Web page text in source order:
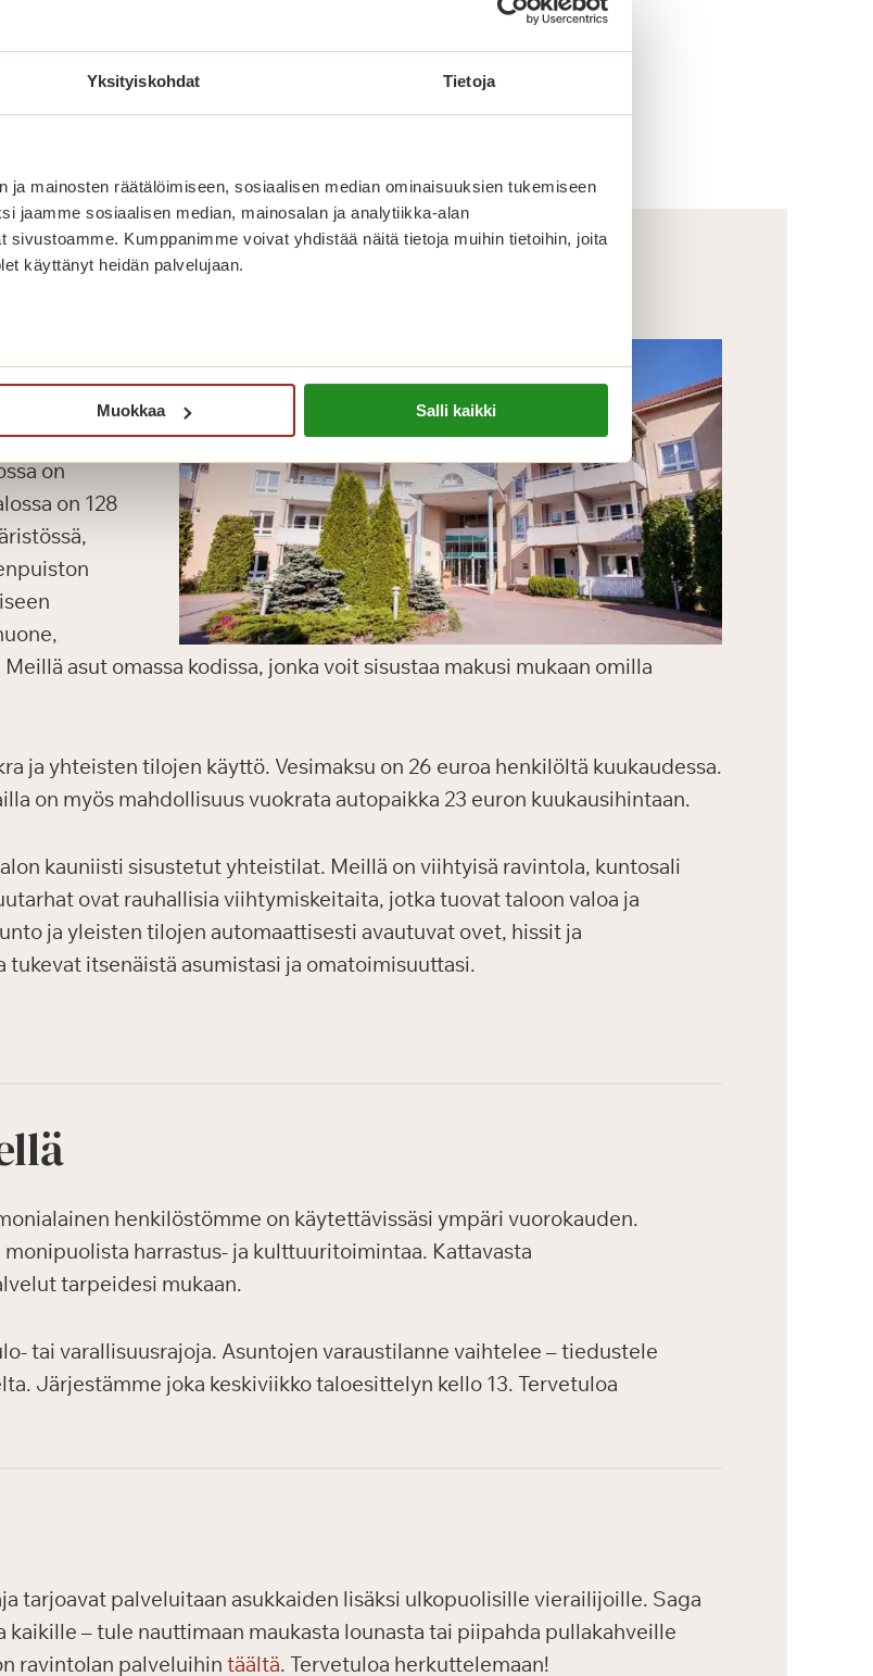
Yksityiskohdat Tietoja
ja mainosten räätälöimiseen, sosiaalisen median ominaisuuksien tukemiseen
jaamme sosiaalisen median, mainosalan ja analytiikka-alan
sivustoamme. Kumppanimme voivat yhdistää näitä tietoja muihin tietoihin, joita
käyttänyt heidän palvelujaan.
Muokkaa Salli kaikki
on
on 128
asut omassa kodissa, jonka voit sisustaa makusi mukaan omilla
ja yhteisten tilojen käyttö. Vesimaksu on 26 euroa henkilöltä kuukaudessa.
on myös mahdollisuus vuokrata autopaikka 23 euron kuukausihintaan.
kauniisti sisustetut yhteistilat. Meillä on viihtyisä ravintola, kuntosali
ovat rauhallisia viihtymiskeitaita, jotka tuovat taloon valoa ja
ja yleisten tilojen automaattisesti avautuvat ovet, hissit ja
itsenäistä asumistasi ja omatoimisuuttasi.
henkilöstömme on käytettävissäsi ympäri vuorokauden.
harrastus- ja kulttuuritoimintaa. Kattavasta
tarpeidesi mukaan.
tai varallisuusrajoja. Asuntojen varaustilanne vaihtelee – tiedustele
Järjestämme joka keskiviikko taloesittelyn kello 13. Tervetuloa
tarjoavat palveluitaan asukkaiden lisäksi ulkopuolisille vierailijoille. Saga
kaikille – tule nauttimaan maukasta lounasta tai piipahda pullakahveille
ravintolan palveluihin täältä. Tervetuloa herkuttelemaan!